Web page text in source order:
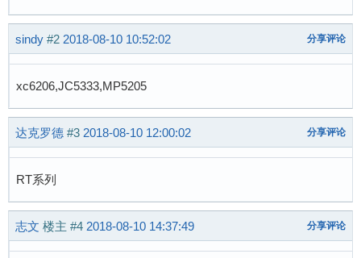
sindy #2 2018-08-10 10:52:02 分享评论
xc6206,JC5333,MP5205
达克罗德 #3 2018-08-10 12:00:02 分享评论
RT系列
志文 楼主 #4 2018-08-10 14:37:49 分享评论